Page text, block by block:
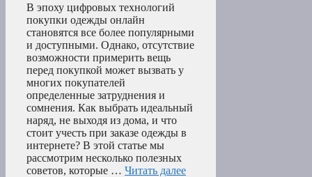
В эпоху цифровых технологий
покупки одежды онлайн
становятся все более популярными
и доступными. Однако, отсутствие
возможности примерить вещь
перед покупкой может вызвать у
многих покупателей
определенные затруднения и
сомнения. Как выбрать идеальный
наряд, не выходя из дома, и что
стоит учесть при заказе одежды в
интернете? В этой статье мы
рассмотрим несколько полезных
советов, которые … Читать далее